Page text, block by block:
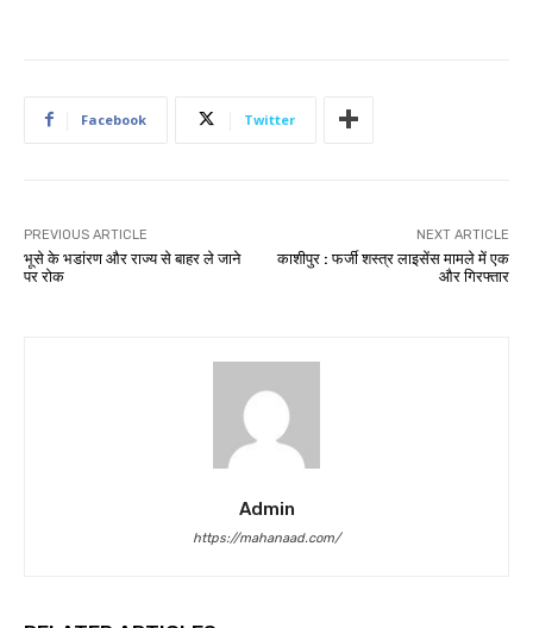
Facebook Twitter
PREVIOUS ARTICLE
भूसे के भडांरण और राज्य से बाहर ले जाने
पर रोक
NEXT ARTICLE
काशीपुर : फर्जी शस्त्र लाइसेंस मामले में एक
और गिरफ्तार
Admin
https://mahanaad.com/